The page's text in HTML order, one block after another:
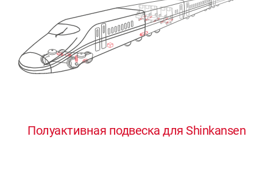
Полуактивная подвеска для Shinkansen
00 000